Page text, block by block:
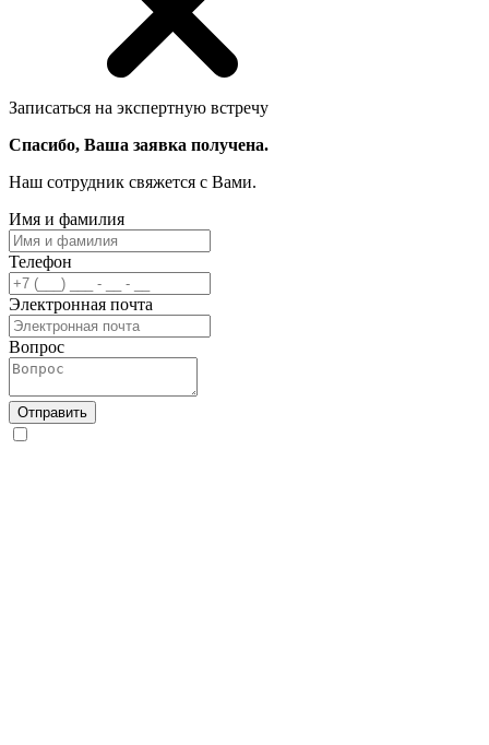
Записаться на экспертную встречу
Спасибо, Ваша заявка получена.
Наш сотрудник свяжется с Вами.
Имя и фамилия
Телефон
Электронная почта
Вопрос
Отправить